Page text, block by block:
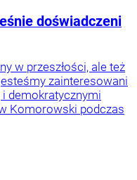
doświadczeni
w przeszłości, ale też
zainteresowani
demokratycznymi
Komorowski podczas